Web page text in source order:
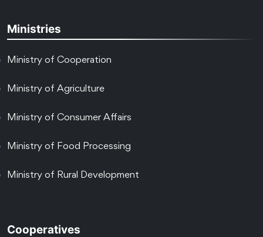
Ministries
Ministry of Cooperation
Ministry of Agriculture
Ministry of Consumer Affairs
Ministry of Food Processing
Ministry of Rural Development
Cooperatives